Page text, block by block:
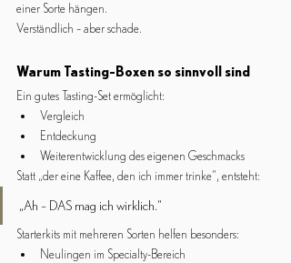
einer Sorte hängen.
Verständlich – aber schade.
Warum Tasting-Boxen so sinnvoll sind
Ein gutes Tasting-Set ermöglicht:
Vergleich
Entdeckung
Weiterentwicklung des eigenen Geschmacks
Statt „der eine Kaffee, den ich immer trinke“, entsteht:
„Ah – DAS mag ich wirklich.“
Starterkits mit mehreren Sorten helfen besonders:
Neulingen im Specialty-Bereich